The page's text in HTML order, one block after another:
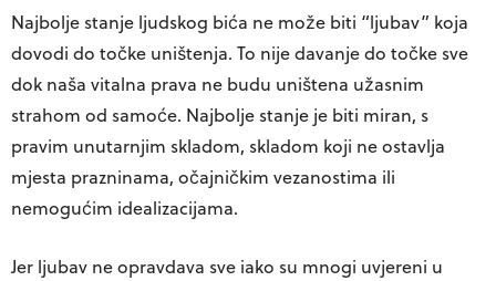
Najbolje stanje ljudskog bića ne može biti “ljubav” koja
dovodi do točke uništenja. To nije davanje do točke sve
dok naša vitalna prava ne budu uništena užasnim
strahom od samoće. Najbolje stanje je biti miran, s
pravim unutarnjim skladom, skladom koji ne ostavlja
mjesta prazninama, očajničkim vezanostima ili
nemogućim idealizacijama.
Jer ljubav ne opravdava sve iako su mnogi uvjereni u